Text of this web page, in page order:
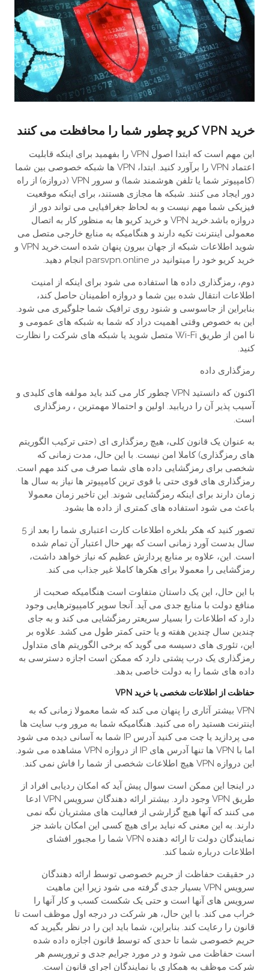
خرید VPN کریو چطور شما را محافظت می کنند
این مهم است که ابتدا اصول VPN را بفهمید برای اینکه قابلیت
اعتماد VPN را برآورد کنید. ابتدا، VPN ها شبکه خصوصی بین شما
(کامپیوتر شما یا تلفن هوشمند شما) و سرور VPN (دروازه) از راه
دور ایجاد می کنند. شبکه ها مجازی هستند، برای اینکه موقعیت
فیزیکی شما مهم نیست و به لحاظ جغرافیایی می تواند دور از
دروازه باشد.خرید VPN و خرید کریو ها به منظور کار به اتصال
معمولی اینترنت تکیه دارند و هنگامیکه به منابع خارجی متصل می
شوید اطلاعات شبکه از جهان بیرون پنهان شده است.خرید VPN و
خرید کریو خود را میتوانید در parsvpn.online انجام دهید.
دوم، رمزگذاری داده ها استفاده می شود برای اینکه از امنیت
اطلاعات انتقال شده بین شما و دروازه اطمینان حاصل کند،
بنابراین از جاسوسی و شنود روی ترافیک شما جلوگیری می شود.
این به خصوص وقتی اهمیت دراد که شما به شبکه های عمومی و
نا امن از طریق Wi-Fi متصل شوید یا شبکه های شرکت را نظارت
کنید.
رمزگذاری داده
اکنون که دانستید VPN چطور کار می کند باید مولفه های کلیدی و
آسیب پذیر آن را دریابید. اولین و احتمالا مهمترین ، رمزگذاری
است.
به عنوان یک قانون کلی، هیچ رمزگذاری ای (حتی ترکیب الگوریتم
های رمزگذاری) کاملا امن نیست. با این حال، مدت زمانی که
شخصی برای رمزگشایی داده های شما صرف می کند مهم است.
رمزگذاری های قوی حتی با قوی ترین کامپیوتر ها نیاز به سال ها
زمان دارند برای اینکه رمزگشایی شوند. این تاخیر زمان معمولا
باعث می شود استفاده های کمتری از داده ها بشود.
تصور کنید که هکر بلخره اطلاعات کارت اعتباری شما را بعد از 5
سال بدست آورد زمانی است که بهر حال اعتبار آن تمام شده
است. این، علاوه بر منابع پردازش عظیم که نیاز خواهد داشت،
رمزگشایی را معمولا برای هکرها کاملا غیر جذاب می کند.
با این حال، این یک داستان متفاوت است هنگامیکه صحبت از
منافع دولت با منابع جدی می آید. آنجا سوپر کامپیوترهایی وجود
دارد که اطلاعات را بسیار سریعتر رمزگشایی می کند و به جای
چندین سال چندین هفته و یا حتی کمتر طول می کشد. علاوه بر
این، تئوری های دسیسه می گوید که برخی الگوریتم های متداول
رمزگذاری یک درب پشتی دارد که ممکن است اجازه دسترسی به
داده های شما را به دولت خاصی بدهد.
حفاظت از اطلاعات شخصی با خرید VPN
VPN بیشتر آثاری را پنهان می کند که شما معمولا زمانی که به
اینترنت هستید راه می کنید. هنگامیکه شما به مرور وب سایت ها
می پردازید یا چت می کنید آدرس IP شما به آسانی دیده می شود
اما با VPN ها تنها آدرس های IP از دروازه VPN مشاهده می شود.
این دروازه VPN هیچ اطلاعات شخصی از شما را فاش نمی کند.
در اینجا این ممکن است سوال پیش آید که امکان ردیابی افراد از
طریق VPN وجود دارد. بیشتر ارائه دهندگان سرویس VPN ادعا
می کنند که آنها هیچ گزارشی از فعالیت های مشتریان نگه نمی
دارند. به این معنی که نباید برای هیچ کسی این امکان باشد جز
نمایندگان دولت تا ارائه دهنده VPN شما را مجبور افشای
اطلاعات درباره شما کند.
در حقیقت حفاظت از حریم خصوصی توسط ارائه دهندگان
سرویس VPN بسیار جدی گرفته می شود زیرا این ماهیت
سرویس های آنها است و حتی یک شکست کسب و کار آنها را
خراب می کند. با این حال، هر شرکت در درجه اول موظف است تا
قانون را رعایت کند. بنابراین، شما باید این را در نظر بگیرید که
حریم خصوصی شما تا حدی که توسط قانون اجازه داده شده
است حفاظت می شود و در مورد جرایم جدی و تروریسم هر
شرکت موظف به همکاری با نمایندگان اجرای قانون است.